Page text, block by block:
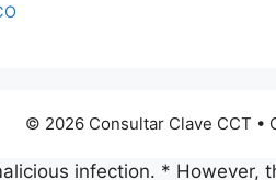
© 2026 Consultar Clave CCT •
infection. *